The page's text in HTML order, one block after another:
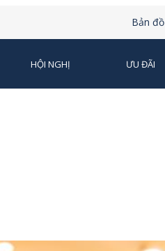
Bản đồ
HỘI NGHỊ ƯU ĐÃI